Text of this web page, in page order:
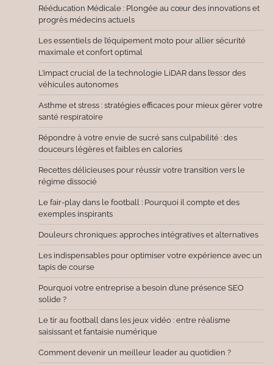
Rééducation Médicale : Plongée au cœur des innovations et
progrès médecins actuels
Les essentiels de l’équipement moto pour allier sécurité
maximale et confort optimal
L’impact crucial de la technologie LiDAR dans l’essor des
véhicules autonomes
Asthme et stress : stratégies efficaces pour mieux gérer votre
santé respiratoire
Répondre à votre envie de sucré sans culpabilité : des
douceurs légères et faibles en calories
Recettes délicieuses pour réussir votre transition vers le
régime dissocié
Le fair-play dans le football : Pourquoi il compte et des
exemples inspirants
Douleurs chroniques: approches intégratives et alternatives
Les indispensables pour optimiser votre expérience avec un
tapis de course
Pourquoi votre entreprise a besoin d’une présence SEO
solide ?
Le tir au football dans les jeux vidéo : entre réalisme
saisissant et fantaisie numérique
Comment devenir un meilleur leader au quotidien ?